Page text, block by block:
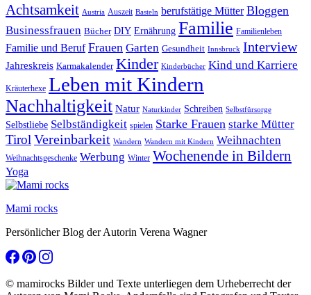
Achtsamkeit Austria Auszeit Basteln berufstätige Mütter Bloggen
Businessfrauen Bücher DIY Ernährung Familie Familienleben
Familie und Beruf Frauen Garten Gesundheit Innsbruck Interview
Jahreskreis Karmakalender Kinder Kinderbücher Kind und Karriere
Kräuterhexe Leben mit Kindern
Nachhaltigkeit Natur Naturkinder Schreiben Selbstfürsorge
Selbstliebe Selbständigkeit spielen Starke Frauen starke Mütter
Tirol Vereinbarkeit Wandern Wandern mit Kindern Weihnachten
Weihnachtsgeschenke Werbung Winter Wochenende in Bildern
Yoga
Mami rocks
Persönlicher Blog der Autorin Verena Wagner
© mamirocks Bilder und Texte unterliegen dem Urheberrecht der